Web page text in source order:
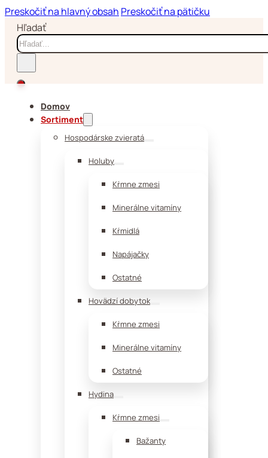
Preskočiť na hlavný obsah Preskočiť na pätičku
Hľadať
Domov
Sortiment
Hospodárske zvieratá
Holuby
Kŕmne zmesi
Minerálne vitamíny
Kŕmidlá
Napájačky
Ostatné
Hovädzí dobytok
Kŕmne zmesi
Minerálne vitamíny
Ostatné
Hydina
Kŕmne zmesi
Bažanty